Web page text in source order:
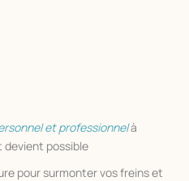
et professionnelà
devient possible
pour surmonter vos freins et